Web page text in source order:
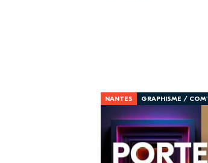
NANTES GRAPHISME / COM'